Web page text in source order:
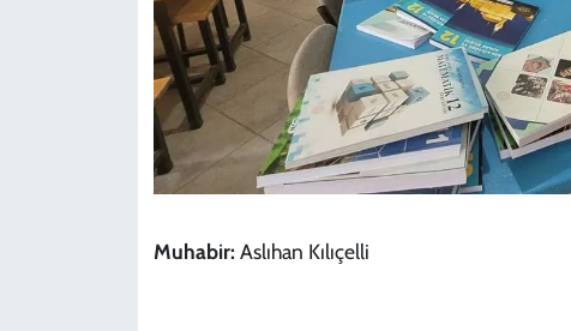
Muhabir: Aslıhan Kılıçelli